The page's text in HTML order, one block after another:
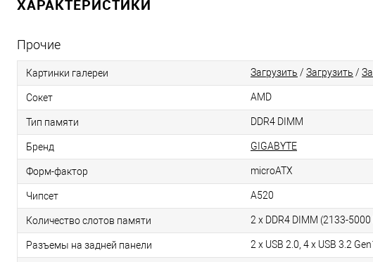
ХАРАКТЕРИСТИКИ
Прочие
Картинки галереи Загрузить / Загрузить /
Сокет AMD
Тип памяти DDR4 DIMM
Бренд GIGABYTE
Форм-фактор microATX
Чипсет A520
Количество слотов памяти 2 x DDR4 DIMM (2133-
Разъемы на задней панели 2 x USB 2.0, 4 x USB 3.2